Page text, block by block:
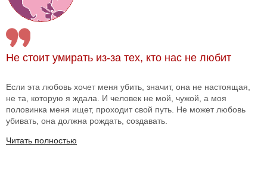
Не стоит умирать из-за тех, кто нас не любит
Если эта любовь хочет меня убить, значит, она не настоящая,
не та, которую я ждала. И человек не мой, чужой, а моя
половинка меня ищет, проходит свой путь. Не может любовь
убивать, она должна рождать, создавать.
Читать полностью